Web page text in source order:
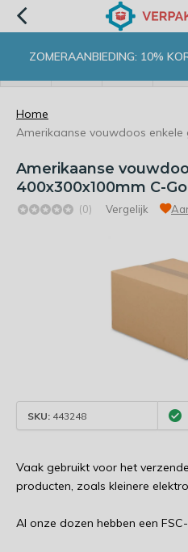
ZOMERAANBIEDING: 10%
Home
Amerikaanse vouwdoos
Amerikaanse
400x300x100mm C-
(0) Vergelijk
SKU: 443248
Vaak gebruikt voor het
producten, zoals kleinere
Al onze dozen hebben een